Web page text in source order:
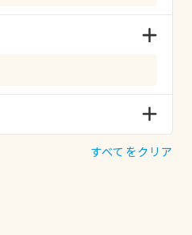
すべてをクリア